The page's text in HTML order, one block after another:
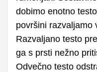
dobimo enotno
površini razvaljamo
Razvaljano testo
ga s prsti nežno
Odvečno testo